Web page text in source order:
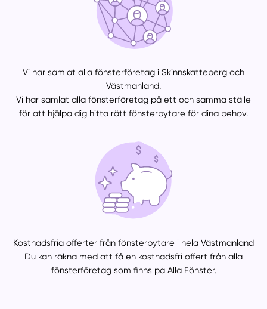
Vi har samlat alla fönsterföretag i Skinnskatteberg och
Västmanland.
Vi har samlat alla fönsterföretag på ett och samma ställe
för att hjälpa dig hitta rätt fönsterbytare för dina behov.
Kostnadsfria offerter från fönsterbytare i hela Västmanland
Du kan räkna med att få en kostnadsfri offert från alla
fönsterföretag som finns på Alla Fönster.